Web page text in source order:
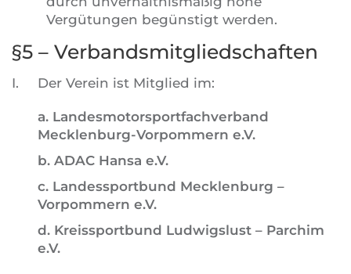
Vergütungen begünstigt werden.
§5 – Verbandsmitgliedschaften
I. Der Verein ist Mitglied im:
a. Landesmotorsportfachverband
Mecklenburg-Vorpommern e.V.
b. ADAC Hansa e.V.
c. Landessportbund Mecklenburg –
Vorpommern e.V.
d. Kreissportbund Ludwigslust – Parchim
e.V.